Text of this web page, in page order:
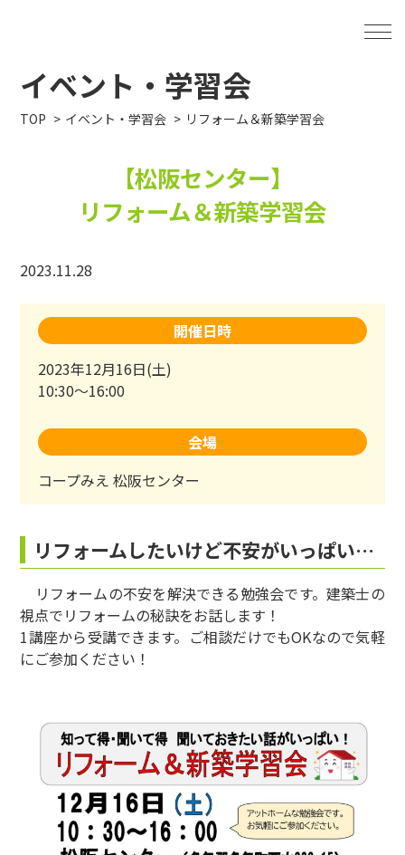
イベント・学習会
TOP イベント・学習会 リフォーム＆新築学習会
【松阪センター】
リフォーム＆新築学習会
2023.11.28
開催日時
2023年12月16日(土)
10:30～16:00
会場
コープみえ 松阪センター
リフォームしたいけど不安がいっぱい…
リフォームの不安を解決できる勉強会です。建築士の
視点でリフォームの秘訣をお話します！
1講座から受講できます。ご相談だけでもOKなので気軽
にご参加ください！